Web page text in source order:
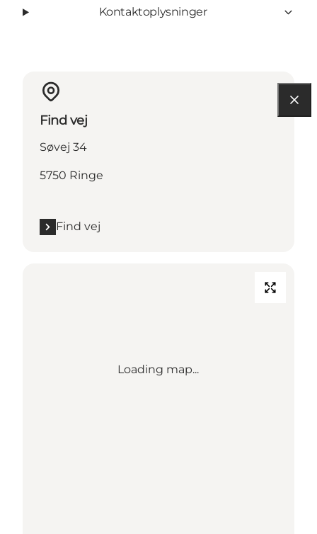
Kontaktoplysninger
Find vej
Søvej 34
5750 Ringe
Find vej
Loading map...